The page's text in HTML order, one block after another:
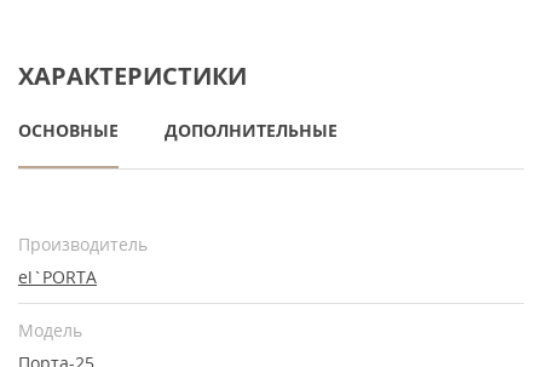
ХАРАКТЕРИСТИКИ
ОСНОВНЫЕ ДОПОЛНИТЕЛЬНЫЕ
Производитель
el`PORTA
Модель